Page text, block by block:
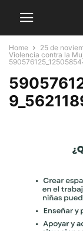
Home
25 de
Violencia contra la